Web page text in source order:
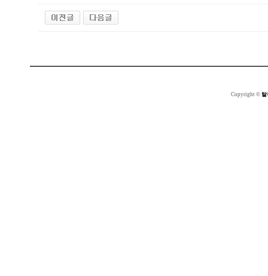
Copyright ©